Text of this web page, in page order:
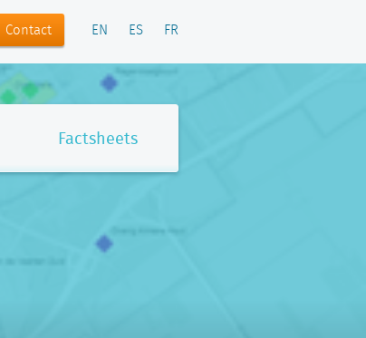
Contact EN ES FR
Factsheets